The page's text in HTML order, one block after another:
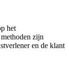
het
zijn
en de klant